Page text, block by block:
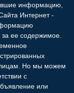
информацию,
Интернет -
за ее содержимое.
лицам. Но мы можем
с
или